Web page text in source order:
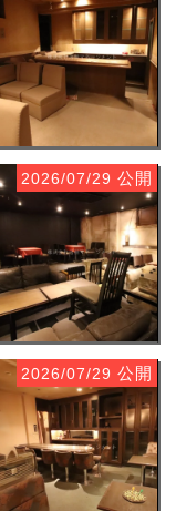
2026/07/29 公開
2026/07/29 公開